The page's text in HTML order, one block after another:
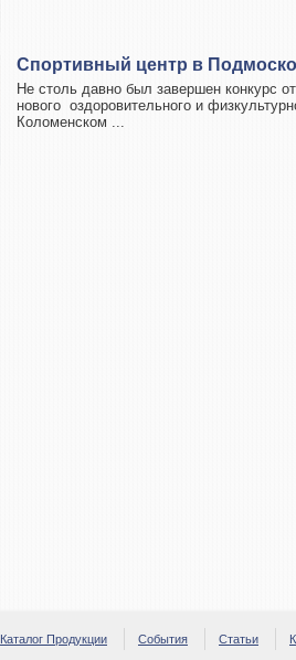
Спортивный центр в
Не столь давно был завершен конкурс
нового оздоровительного и
Коломенском ...
Каталог Продукции События Статьи